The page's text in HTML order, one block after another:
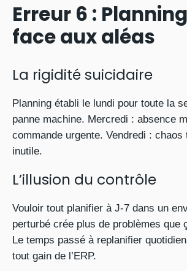
Erreur 6 :
face aux aléas
La rigidité suicidaire
Planning établi le lundi pour toute la
panne machine. Mercredi : absence
commande urgente. Vendredi : chaos
inutile.
L’illusion du contrôle
Vouloir tout planifier à J-7 dans un
perturbé crée plus de problèmes que
Le temps passé à replanifier
tout gain de l’ERP.